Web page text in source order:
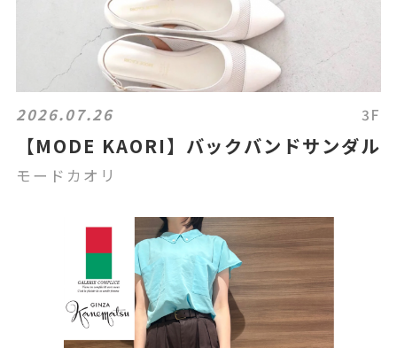
2026.07.26 3F
【MODE KAORI】バックバンドサンダル
モードカオリ